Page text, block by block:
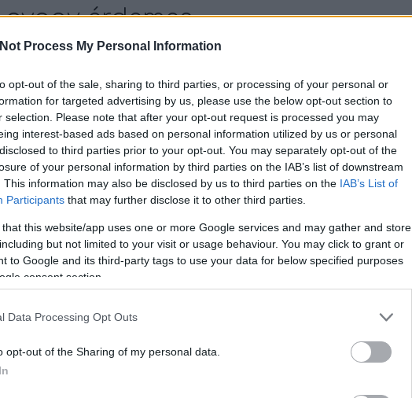
Process My Personal Information
opt-out of the sale, sharing to third parties, or processing of your personal or
for targeted advertising by us, please use the below opt-out section to
selection. Please note that after your opt-out request is processed you may
interest-based ads based on personal information utilized by us or personal
to third parties prior to your opt-out. You may separately opt-out of the
of your personal information by third parties on the IAB’s list of downstream
This information may also be disclosed by us to third parties on the IAB’s List of
Participants that may further disclose it to other third parties.
that this website/app uses one or more Google services and may gather and store
but not limited to your visit or usage behaviour. You may click to grant or
to Google and its third-party tags to use your data for below specified purposes
consent section.
Data Processing Opt Outs
opt-out of the Sharing of my personal data.
avagy érdemes
tanulni
iskoláskorban a gyermekeinken.
tananyag mennyisége, egyre erősödik a
és ez által növekszik a teljesítményszorongó
Ezt a helyzetet nehezen kezeli gyermek,
egyaránt. Beavatkozhatunk-e szülőként az
TOVÁBB
neurodiverzitás